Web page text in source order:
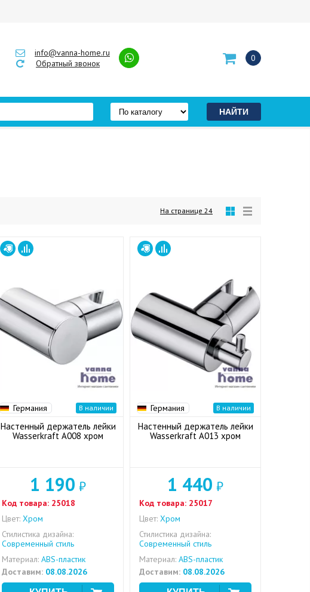
info@vanna-home.ru
Обратный звонок
0
На странице 24
Германия В наличии
Настенный держатель лейки
Wasserkraft A008 хром
1 190 ₽
Код товара: 25018
Цвет: Хром
Стилистика дизайна:
Современный стиль
Материал: ABS-пластик
Доставим: 08.08.2026
Германия В наличии
Настенный держатель лейки
Wasserkraft A013 хром
1 440 ₽
Код товара: 25017
Цвет: Хром
Стилистика дизайна:
Современный стиль
Материал: ABS-пластик
Доставим: 08.08.2026